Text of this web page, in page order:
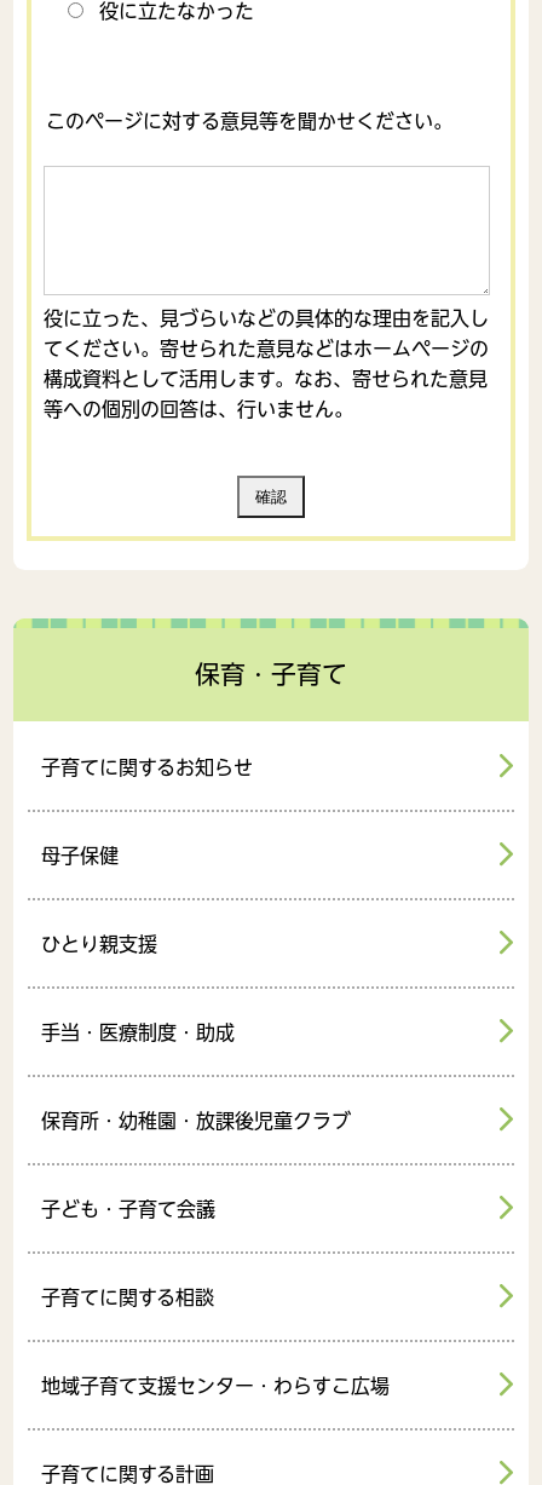
役に立たなかった
このページに対する意見等を聞かせください。
役に立った、見づらいなどの具体的な理由を記入し
てください。寄せられた意見などはホームページの
構成資料として活用します。なお、寄せられた意見
等への個別の回答は、行いません。
保育・子育て
子育てに関するお知らせ
母子保健
ひとり親支援
手当・医療制度・助成
保育所・幼稚園・放課後児童クラブ
子ども・子育て会議
子育てに関する相談
地域子育て支援センター・わらすこ広場
子育てに関する計画